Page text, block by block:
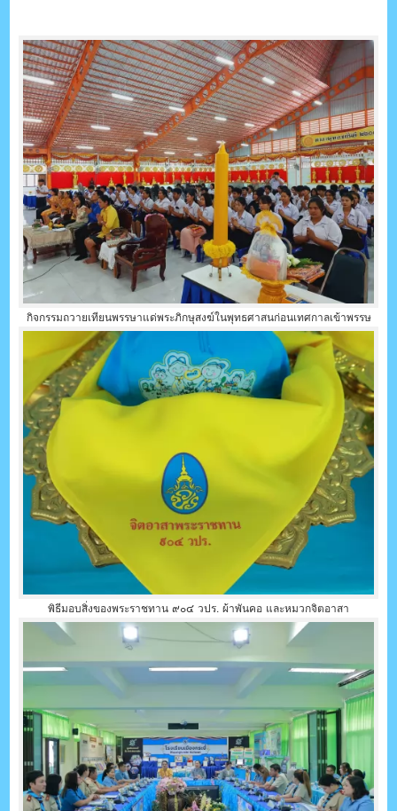
กิจกรรมถวายเทียนพรรษาแด่พระภิกษุสงฆ์ในพุทธศาสนก่อนเทศกาลเข้าพรรษ
พิธีมอบสิ่งของพระราชทาน ๙๐๔ วปร. ผ้าพันคอ และหมวกจิตอาสา